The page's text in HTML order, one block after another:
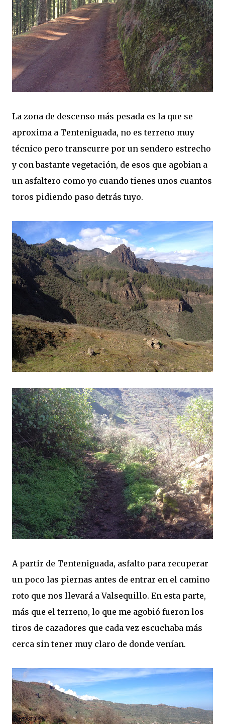
La zona de descenso más pesada es la que se
aproxima a Tenteniguada, no es terreno muy
técnico pero transcurre por un sendero estrecho
y con bastante vegetación, de esos que agobian a
un asfaltero como yo cuando tienes unos cuantos
toros pidiendo paso detrás tuyo.
A partir de Tenteniguada, asfalto para recuperar
un poco las piernas antes de entrar en el camino
roto que nos llevará a Valsequillo. En esta parte,
más que el terreno, lo que me agobió fueron los
tiros de cazadores que cada vez escuchaba más
cerca sin tener muy claro de donde venían.